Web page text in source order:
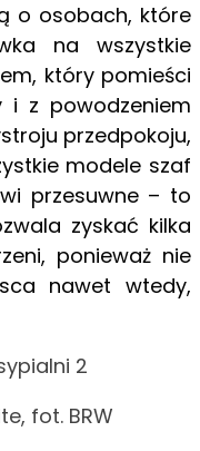
o osobach, które
na wszystkie
który pomieści
i z powodzeniem
przedpokoju,
modele szaf
przesuwne – to
zyskać kilka
ponieważ nie
nawet wtedy,
fot. BRW